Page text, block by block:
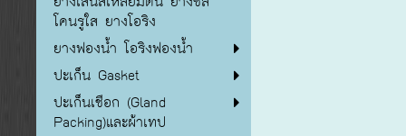
โคนรูใส ยางโอริง
ยางฟองน้ำ โอริงฟองน้ำ
ปะเก็น Gasket
ปะเก็นเชือก (Gland
Packing)และผ้าเทป